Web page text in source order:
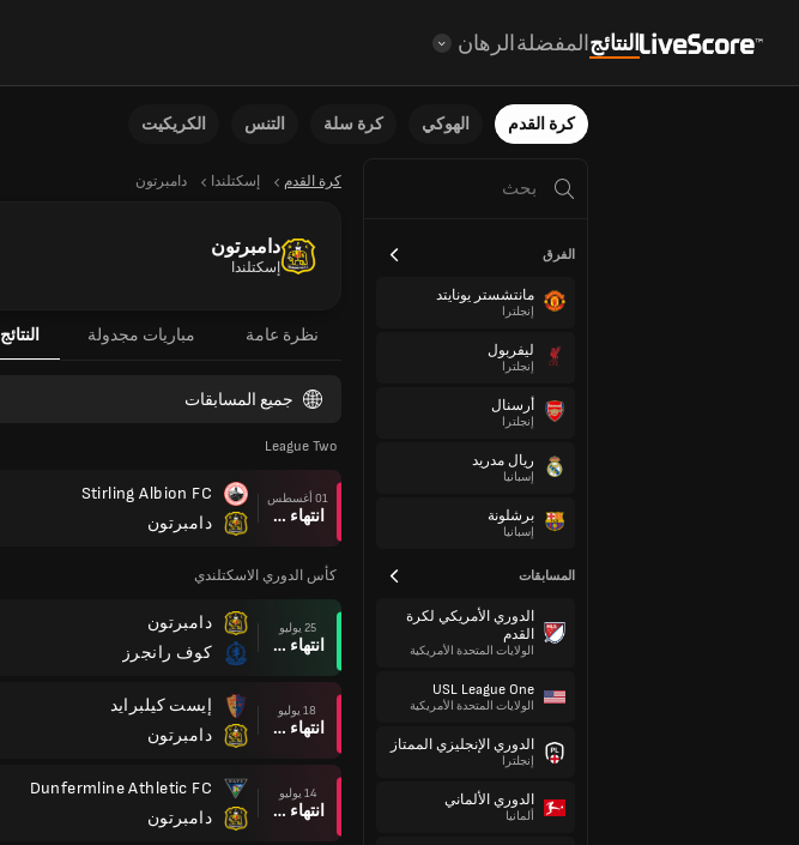
النتائجالمفضلةالرهان
كرة القدم الهوكي كرة سلة التنس الكريكيت
الفرق
مانتشستر يونايتد
إنجلترا
ليفربول
إنجلترا
أرسنال
إنجلترا
ريال مدريد
إسبانيا
برشلونة
إسبانيا
المسابقات
الدوري الأمريكي لكرة
القدم
الولايات المتحدة الأمريكية
USL League One
الولايات المتحدة الأمريكية
الدوري الإنجليزي الممتاز
إنجلترا
الدوري الألماني
ألمانيا
كرة القدم إسكتلندا دامبرتون
دامبرتون
إسكتلندا
نظرة عامة مباريات مجدولة النتائج
جميع المسابقات
League Two
01 أغسطس
انتهاء وقت المباراة
Stirling Albion FC
دامبرتون
كأس الدوري الاسكتلندي
25 يوليو
انتهاء وقت المباراة
دامبرتون
كوف رانجرز
18 يوليو
انتهاء وقت المباراة
إيست كيلبرايد
دامبرتون
14 يوليو
انتهاء وقت المباراة
Dunfermline Athletic FC
دامبرتون